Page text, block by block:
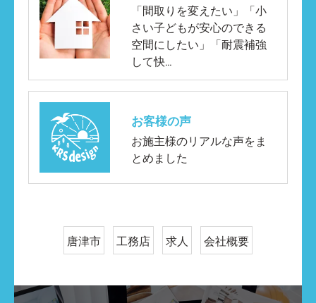
「間取りを変えたい」「小
さい子どもが安心のできる
空間にしたい」「耐震補強
して快…
お客様の声
お施主様のリアルな声をま
とめました
唐津市 工務店 求人 会社概要